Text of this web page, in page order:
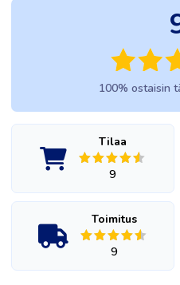
Tilaa
9
Toimitus
9
100% ostaisin